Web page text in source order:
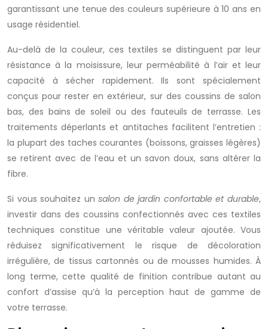
garantissant une tenue des couleurs supérieure à 10 ans en
usage résidentiel.
Au-delà de la couleur, ces textiles se distinguent par leur
résistance à la moisissure, leur perméabilité à l’air et leur
capacité à sécher rapidement. Ils sont spécialement
conçus pour rester en extérieur, sur des coussins de salon
bas, des bains de soleil ou des fauteuils de terrasse. Les
traitements déperlants et antitaches facilitent l’entretien :
la plupart des taches courantes (boissons, graisses légères)
se retirent avec de l’eau et un savon doux, sans altérer la
fibre.
Si vous souhaitez unsalon de jardin confortable et durable,
investir dans des coussins confectionnés avec ces textiles
techniques constitue une véritable valeur ajoutée. Vous
réduisez significativement le risque de décoloration
irrégulière, de tissus cartonnés ou de mousses humides. À
long terme, cette qualité de finition contribue autant au
confort d’assise qu’à la perception haut de gamme de
votre terrasse.